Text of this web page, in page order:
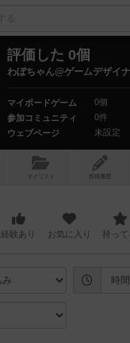
評価した 0個
わぼちゃん@ゲームデザイ
マイボードゲーム
0個
参加コミュニティ
0件
ウェブページ
未設定
マイリスト 投稿履歴
経験あり お気に入り 持って